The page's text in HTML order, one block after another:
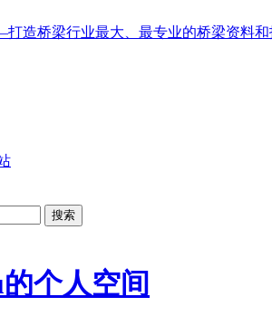
搜索
个人空间